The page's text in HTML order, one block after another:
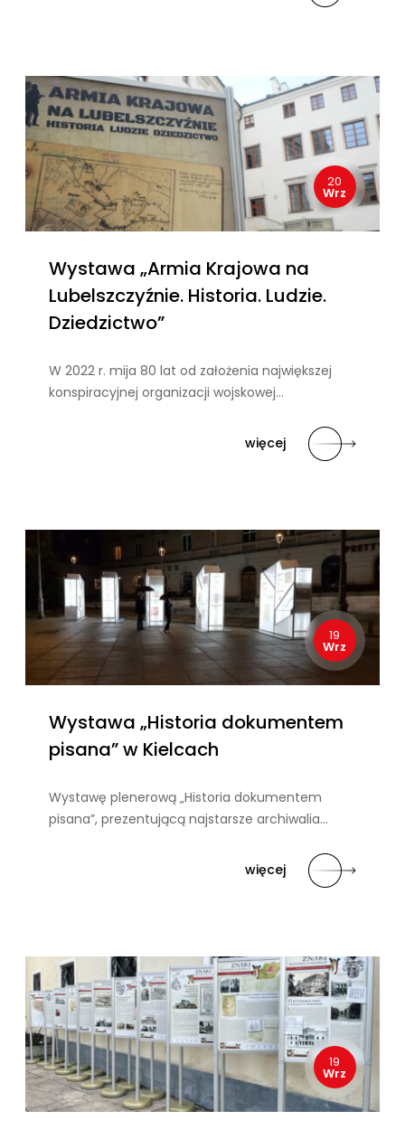
20
Wrz
Wystawa „Armia Krajowa na
Lubelszczyźnie. Historia. Ludzie.
Dziedzictwo”
W 2022 r. mija 80 lat od założenia największej
konspiracyjnej organizacji wojskowej…
więcej
19
Wrz
Wystawa „Historia dokumentem
pisana” w Kielcach
Wystawę plenerową „Historia dokumentem
pisana”, prezentującą najstarsze archiwalia…
więcej
19
Wrz